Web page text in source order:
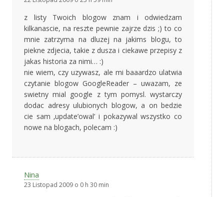
z listy Twoich blogow znam i odwiedzam
kilkanascie, na reszte pewnie zajrze dzis ;) to co
mnie zatrzyma na dluzej na jakims blogu, to
piekne zdjecia, takie z dusza i ciekawe przepisy z
jakas historia za nimi… :)
nie wiem, czy uzywasz, ale mi baaardzo ulatwia
czytanie blogow GoogleReader – uwazam, ze
swietny mial google z tym pomysl. wystarczy
dodac adresy ulubionych blogow, a on bedzie
cie sam ‚update’owal’ i pokazywal wszystko co
nowe na blogach, polecam :)
Nina
23 Listopad 2009 o 0 h 30 min